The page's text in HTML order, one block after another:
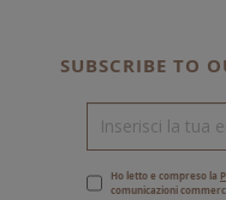
SUBSCRIBE TO
Ho letto e compreso la
comunicazioni